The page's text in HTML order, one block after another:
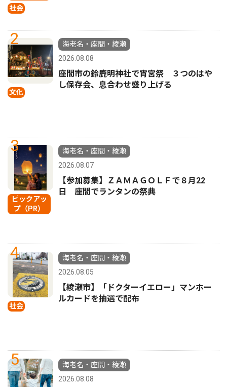
社会
2
文化
海老名・座間・綾瀬
2026.08.08
座間市の鈴鹿明神社で宵宮祭 ３つのはや
し保存会、息合わせ盛り上げる
3
ピックアッ
プ（PR）
海老名・座間・綾瀬
2026.08.07
【参加募集】ＺＡＭＡＧＯＬＦで８月22
日 座間でランタンの祭典
4
社会
海老名・座間・綾瀬
2026.08.05
【綾瀬市】「ドクターイエロー」マンホー
ルカードを抽選で配布
5
海老名・座間・綾瀬
2026.08.08